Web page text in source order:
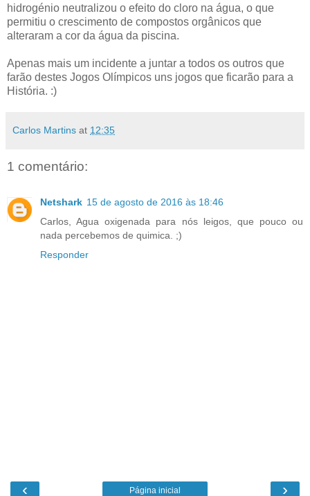
hidrogénio neutralizou o efeito do cloro na água, o que
permitiu o crescimento de compostos orgânicos que
alteraram a cor da água da piscina.
Apenas mais um incidente a juntar a todos os outros que
farão destes Jogos Olímpicos uns jogos que ficarão para a
História. :)
Carlos Martins at 12:35
1 comentário:
Netshark 15 de agosto de 2016 às 18:46
Carlos, Agua oxigenada para nós leigos, que pouco ou
nada percebemos de quimica. ;)
Responder
‹ ›
Página inicial